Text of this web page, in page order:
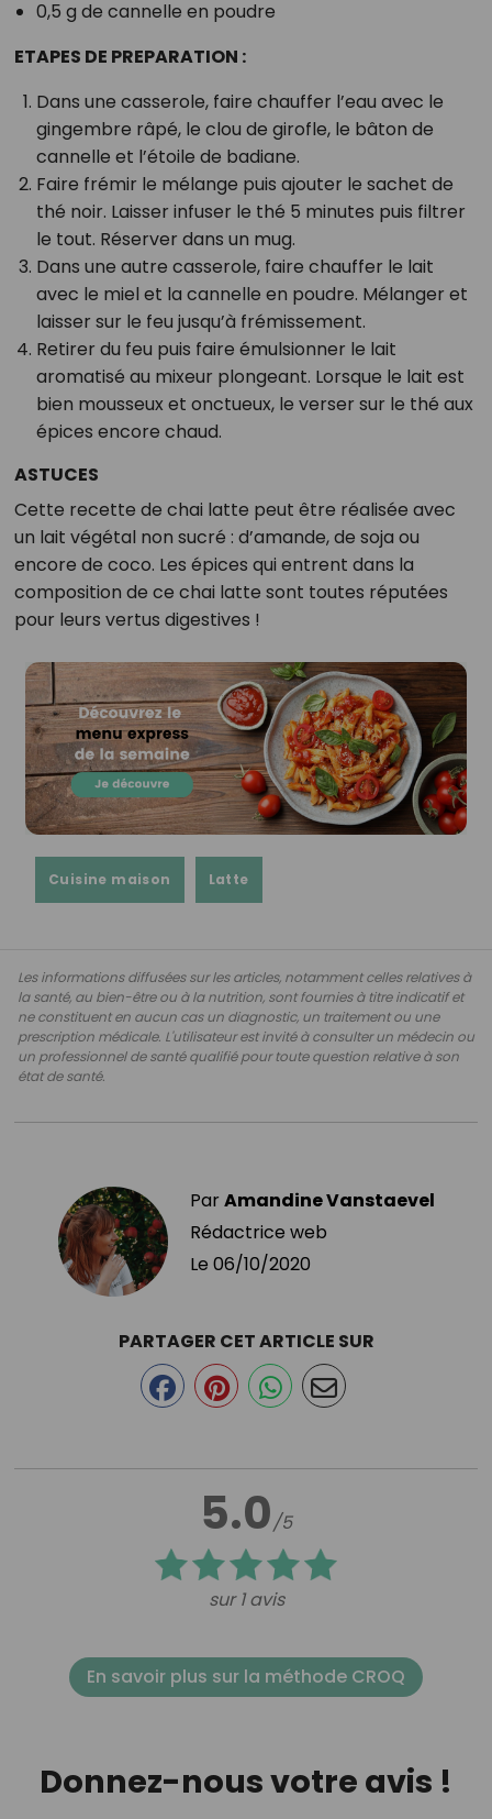
0,5 g de cannelle en poudre
ETAPES DE PREPARATION :
Dans une casserole, faire chauffer l’eau avec le
gingembre râpé, le clou de girofle, le bâton de
cannelle et l’étoile de badiane.
Faire frémir le mélange puis ajouter le sachet de
thé noir. Laisser infuser le thé 5 minutes puis filtrer
le tout. Réserver dans un mug.
Dans une autre casserole, faire chauffer le lait
avec le miel et la cannelle en poudre. Mélanger et
laisser sur le feu jusqu’à frémissement.
Retirer du feu puis faire émulsionner le lait
aromatisé au mixeur plongeant. Lorsque le lait est
bien mousseux et onctueux, le verser sur le thé aux
épices encore chaud.
ASTUCES
Cette recette de chai latte peut être réalisée avec
un lait végétal non sucré : d’amande, de soja ou
encore de coco. Les épices qui entrent dans la
composition de ce chai latte sont toutes réputées
pour leurs vertus digestives !
Cuisine maison Latte
Les informations diffusées sur les articles, notamment celles relatives à
la santé, au bien-être ou à la nutrition, sont fournies à titre indicatif et
ne constituent en aucun cas un diagnostic, un traitement ou une
prescription médicale. L'utilisateur est invité à consulter un médecin ou
un professionnel de santé qualifié pour toute question relative à son
état de santé.
ParAmandine Vanstaevel
Rédactrice web
Le 06/10/2020
5.0/5
sur 1 avis
PARTAGER CET ARTICLE SUR
En savoir plus sur la méthode CROQ
Donnez-nous votre avis !